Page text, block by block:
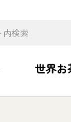
世界お